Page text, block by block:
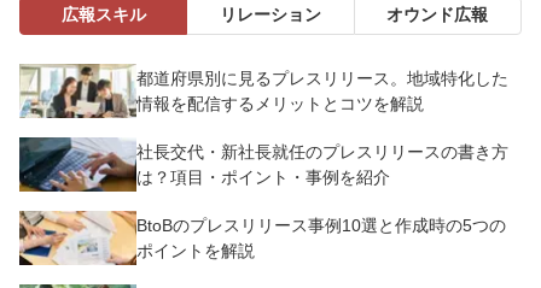
広報スキル リレーション オウンド広報
都道府県別に見るプレスリリース。地域特化した
情報を配信するメリットとコツを解説
社長交代・新社長就任のプレスリリースの書き方
は？項目・ポイント・事例を紹介
BtoBのプレスリリース事例10選と作成時の5つの
ポイントを解説